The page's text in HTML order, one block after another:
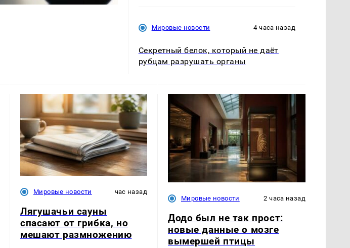
Мировые новости 4 часа назад
Секретный белок, который не даёт
рубцам разрушать органы
Мировые новости час назад
Лягушачьи сауны
спасают от грибка, но
мешают размножению
Мировые новости 2 часа назад
Додо был не так прост:
новые данные о мозге
вымершей птицы